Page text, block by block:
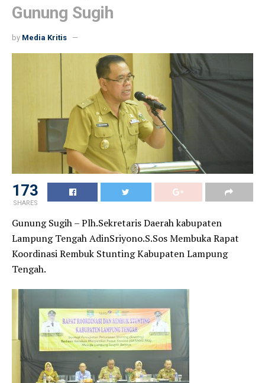
Gunung Sugih
by Media Kritis
173
SHARES
Gunung Sugih – Plh.Sekretaris Daerah kabupaten
Lampung Tengah AdinSriyono.S.Sos Membuka Rapat
Koordinasi Rembuk Stunting Kabupaten Lampung
Tengah.